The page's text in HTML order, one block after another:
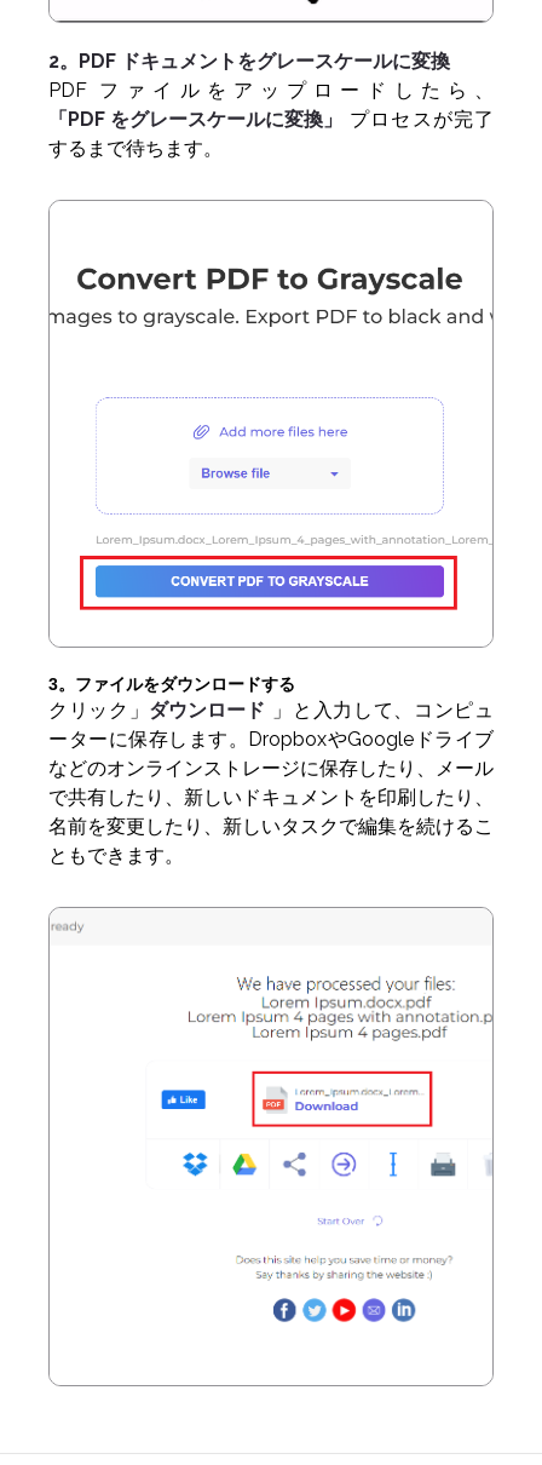
2。PDF ドキュメントをグレースケールに変換
PDF ファイルをアップロードしたら、
「PDF をグレースケールに変換」
プロセスが完了
するまで待ちます。
3。ファイルをダウンロードする
クリック」 ダウンロード
」と入力して、コンピュ
ーターに保存します。DropboxやGoogleドライブ
などのオンラインストレージに保存したり、メール
で共有したり、新しいドキュメントを印刷したり、
名前を変更したり、新しいタスクで編集を続けるこ
ともできます。